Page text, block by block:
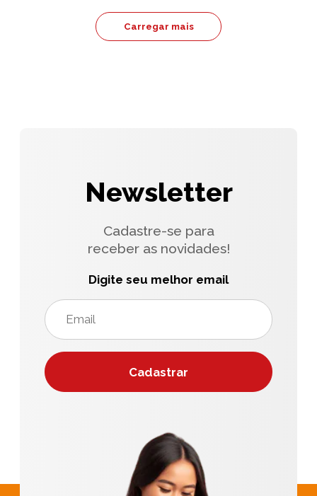
Carregar mais
Newsletter
Cadastre-se para
receber as novidades!
Digite seu melhor email